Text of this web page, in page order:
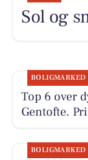
Sol og
BOLIGMARKED
Top 6 over
Gentofte.
BOLIGMARKED